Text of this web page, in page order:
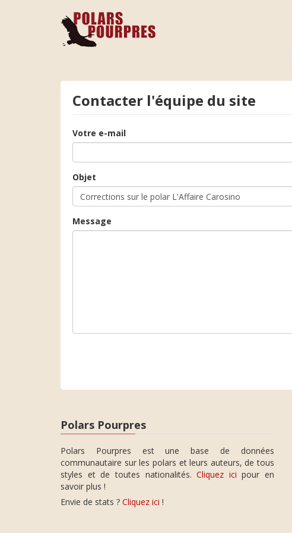
Contacter l'équipe du site
Votre e-mail
Objet
Message
Polars Pourpres
Polars Pourpres est une base de données
communautaire sur les polars et leurs auteurs, de tous
styles et de toutes nationalités.Cliquez ici pour en
savoir plus !
Envie de stats ? Cliquez ici !